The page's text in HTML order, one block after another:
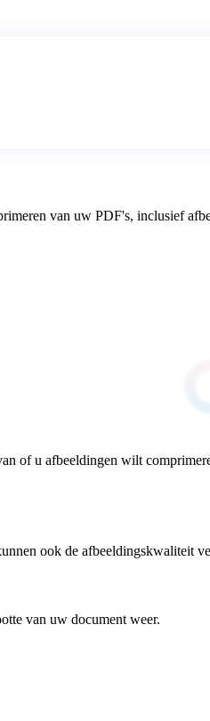
van uw PDF's, inclusief
of u afbeeldingen wilt
ook de afbeeldingskwaliteit
van uw document weer.